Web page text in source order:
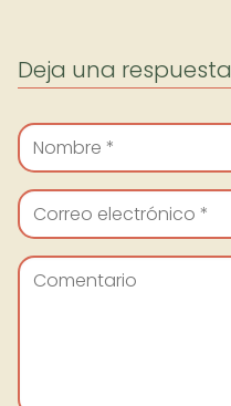
Deja una respuesta